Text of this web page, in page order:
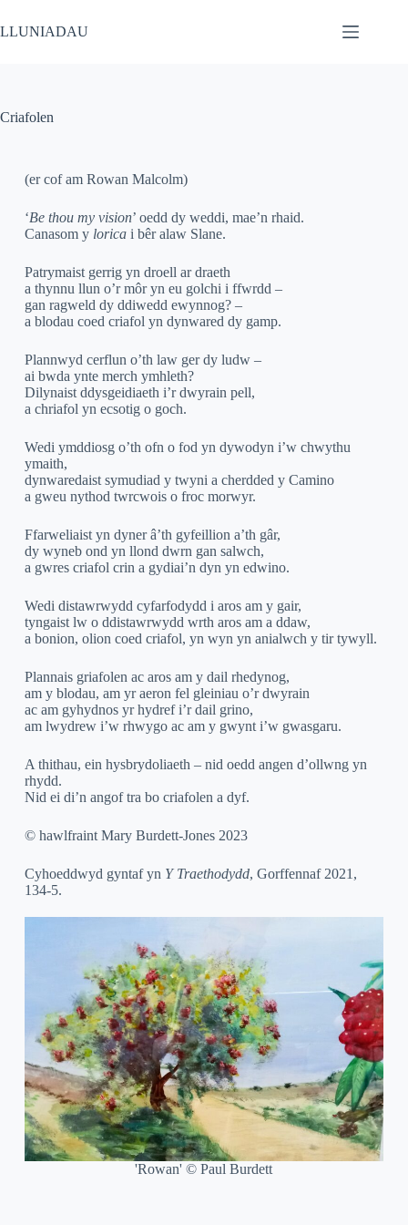
LLUNIADAU
Criafolen
(er cof am Rowan Malcolm)
‘Be thou my vision’ oedd dy weddi, mae’n rhaid.
Canasom y loricai bêr alaw Slane.
Patrymaist gerrig yn droell ar draeth
a thynnu llun o’r môr yn eu golchi i ffwrdd –
gan ragweld dy ddiwedd ewynnog? –
a blodau coed criafol yn dynwared dy gamp.
Plannwyd cerflun o’th law ger dy ludw –
ai bwda ynte merch ymhleth?
Dilynaist ddysgeidiaeth i’r dwyrain pell,
a chriafol yn ecsotig o goch.
Wedi ymddiosg o’th ofn o fod yn dywodyn i’w chwythu
ymaith,
dynwaredaist symudiad y twyni a cherdded y Camino
a gweu nythod twrcwois o froc morwyr.
Ffarweliaist yn dyner â’th gyfeillion a’th gâr,
dy wyneb ond yn llond dwrn gan salwch,
a gwres criafol crin a gydiai’n dyn yn edwino.
Wedi distawrwydd cyfarfodydd i aros am y gair,
tyngaist lw o ddistawrwydd wrth aros am a ddaw,
a bonion, olion coed criafol, yn wyn yn anialwch y tir tywyll.
Plannais griafolen ac aros am y dail rhedynog,
am y blodau, am yr aeron fel gleiniau o’r dwyrain
ac am gyhydnos yr hydref i’r dail grino,
am lwydrew i’w rhwygo ac am y gwynt i’w gwasgaru.
A thithau, ein hysbrydoliaeth – nid oedd angen d’ollwng yn
rhydd.
Nid ei di’n angof tra bo criafolen a dyf.
© hawlfraint Mary Burdett-Jones 2023
Cyhoeddwyd gyntaf yn Y Traethodydd, Gorffennaf 2021,
134-5.
'Rowan' © Paul Burdett